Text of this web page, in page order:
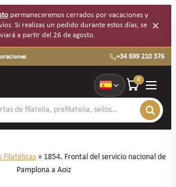
permaneceremos cerrados por vacaciones y
Si realizas un pedido durante estos días, se
a partir del 26 de agosto.
×
+34 699 210 376
0
Filatélicas » 1854. Frontal del servicio nacional de
Pamplona a Aoiz